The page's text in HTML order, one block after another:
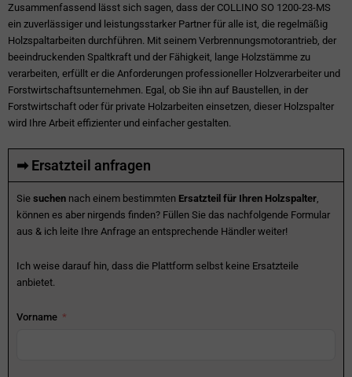
Zusammenfassend lässt sich sagen, dass der COLLINO SO 1200-23-MS
ein zuverlässiger und leistungsstarker Partner für alle ist, die regelmäßig
Holzspaltarbeiten durchführen. Mit seinem Verbrennungsmotorantrieb, der
beeindruckenden Spaltkraft und der Fähigkeit, lange Holzstämme zu
verarbeiten, erfüllt er die Anforderungen professioneller Holzverarbeiter und
Forstwirtschaftsunternehmen. Egal, ob Sie ihn auf Baustellen, in der
Forstwirtschaft oder für private Holzarbeiten einsetzen, dieser Holzspalter
wird Ihre Arbeit effizienter und einfacher gestalten.
➡ Ersatzteil anfragen
Sie suchen nach einem bestimmten Ersatzteil für Ihren Holzspalter,
können es aber nirgends finden? Füllen Sie das nachfolgende Formular
aus & ich leite Ihre Anfrage an entsprechende Händler weiter!
Ich weise darauf hin, dass die Plattform selbst keine Ersatzteile
anbietet.
Vorname